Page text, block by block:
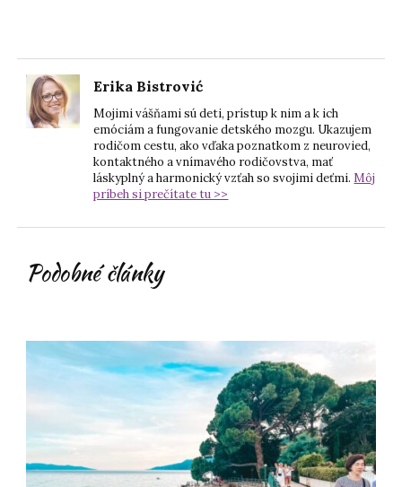
Erika Bistrović
Mojimi vášňami sú deti, prístup k nim a k ich
emóciám a fungovanie detského mozgu. Ukazujem
rodičom cestu, ako vďaka poznatkom z neurovied,
kontaktného a vnímavého rodičovstva, mať
láskyplný a harmonický vzťah so svojimi deťmi.Môj
príbeh si prečítate tu >>
Podobné články